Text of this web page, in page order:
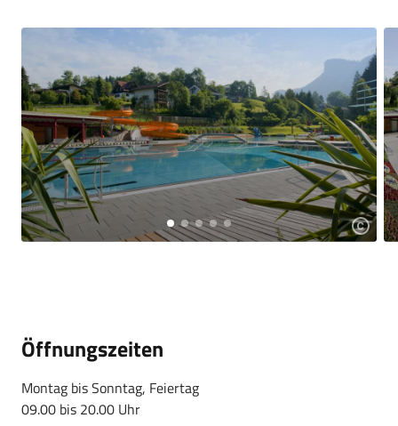
Öffnungszeiten
Montag bis Sonntag, Feiertag
09.00 bis 20.00 Uhr